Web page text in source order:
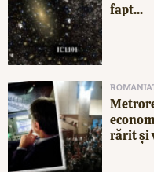
fapt...
rărit și